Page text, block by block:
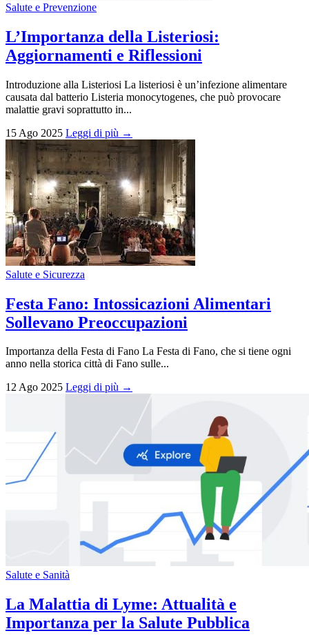
Salute e Prevenzione
L’Importanza della Listeriosi:
Aggiornamenti e Riflessioni
Introduzione alla Listeriosi La listeriosi è un’infezione alimentare
causata dal batterio Listeria monocytogenes, che può provocare
malattie gravi soprattutto in...
15 Ago 2025 Leggi di più →
Salute e Sicurezza
Festa Fano: Intossicazioni Alimentari
Sollevano Preoccupazioni
Importanza della Festa di Fano La Festa di Fano, che si tiene ogni
anno nella storica città di Fano sulle...
12 Ago 2025 Leggi di più →
Salute e Sanità
La Malattia di Lyme: Attualità e
Importanza per la Salute Pubblica